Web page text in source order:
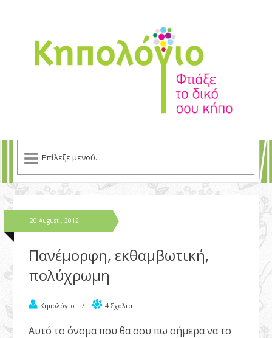
20 August , 2012
Πανέμορφη, εκθαμβωτική,
πολύχρωμη
Κηπολόγιο / 4 Σχόλια
Αυτό το όνομα που θα σου πω σήμερα να το